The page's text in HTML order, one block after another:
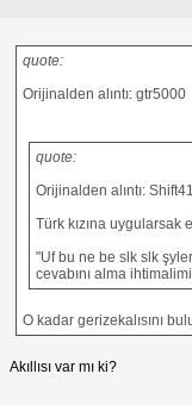
quote:
Orijinalden alıntı: gtr5000
quote:
Orijinalden alıntı: Shift41
Türk kızına uygularsak
"Uf bu ne be slk slk
cevabını alma
O kadar gerizekalısını
Akıllısı var mı ki?